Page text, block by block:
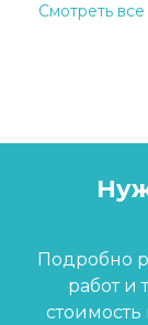
Смотреть
Подробно
работ и